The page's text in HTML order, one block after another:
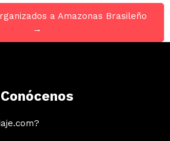
a Amazonas Brasileño
→
Conócenos